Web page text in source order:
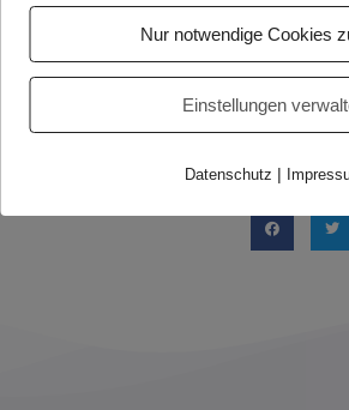
Alternativlink:Youtube
Foto/Video Credits:
Beitrag
Nur notwendige Cookies
Einstellungen
Datenschutz |